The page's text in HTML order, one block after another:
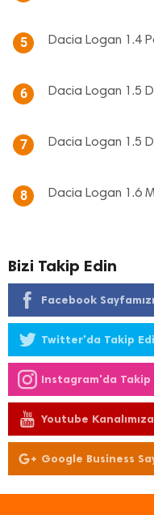
5 Dacia Logan 1.4
6 Dacia Logan 1.5
7 Dacia Logan 1.5
8 Dacia Logan 1.6
Bizi Takip Edin
Facebook
Twitter'da Takip
Instagram'da Takip
Youtube
Google Business